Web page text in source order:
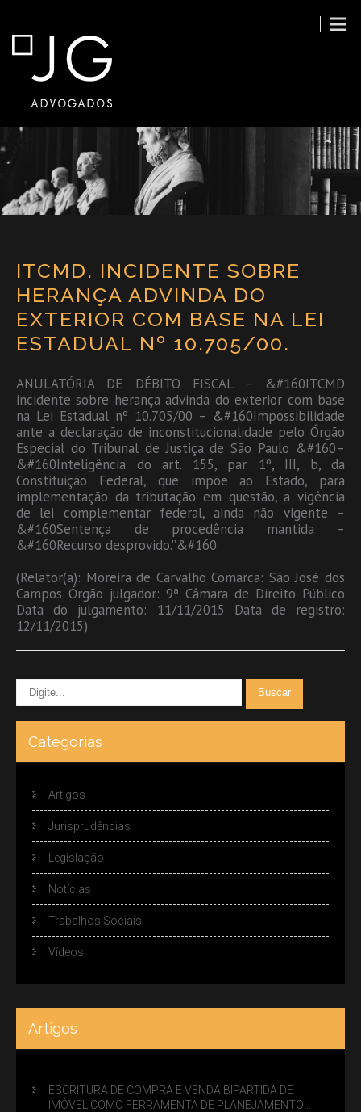
ITCMD. INCIDENTE SOBRE
HERANÇA ADVINDA DO
EXTERIOR COM BASE NA LEI
ESTADUAL Nº 10.705/00.
ANULATÓRIA DE DÉBITO FISCAL – &#160ITCMD
incidente sobre herança advinda do exterior com base
na Lei Estadual nº 10.705/00 – &#160Impossibilidade
ante a declaração de inconstitucionalidade pelo Órgão
Especial do Tribunal de Justiça de São Paulo &#160–
&#160Inteligência do art. 155, par. 1º, III, b, da
Constituição Federal, que impõe ao Estado, para
implementação da tributação em questão, a vigência
de lei complementar federal, ainda não vigente –
&#160Sentença de procedência mantida –
&#160Recurso desprovido.”&#160
(Relator(a): Moreira de Carvalho Comarca: São José dos
Campos Órgão julgador: 9ª Câmara de Direito Público
Data do julgamento: 11/11/2015 Data de registro:
12/11/2015)
Categorias
Artigos
Jurisprudências
Legislação
Notícias
Trabalhos Sociais
Vídeos
Artigos
ESCRITURA DE COMPRA E VENDA BIPARTIDA DE
IMÓVEL COMO FERRAMENTA DE PLANEJAMENTO